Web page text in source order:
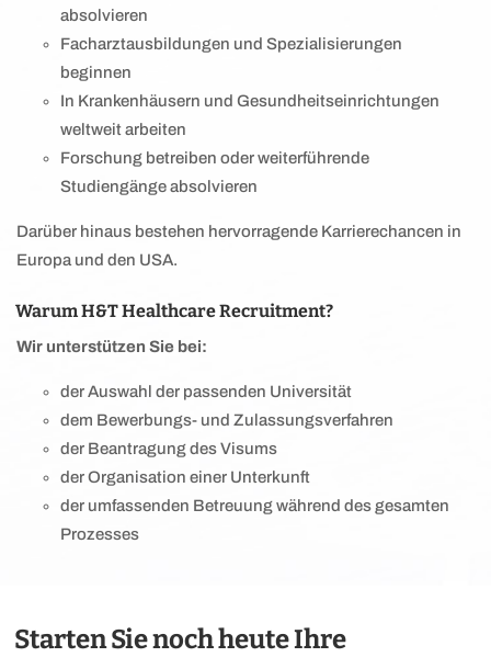
absolvieren
Facharztausbildungen und Spezialisierungen
beginnen
In Krankenhäusern und Gesundheitseinrichtungen
weltweit arbeiten
Forschung betreiben oder weiterführende
Studiengänge absolvieren
Darüber hinaus bestehen hervorragende Karrierechancen in
Europa und den USA.
Warum H&T Healthcare Recruitment?
Wir unterstützen Sie bei:
der Auswahl der passenden Universität
dem Bewerbungs- und Zulassungsverfahren
der Beantragung des Visums
der Organisation einer Unterkunft
der umfassenden Betreuung während des gesamten
Prozesses
Starten Sie noch heute Ihre